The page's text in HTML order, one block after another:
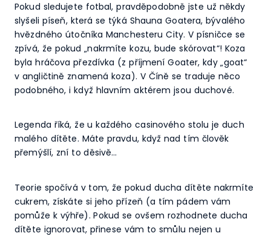
Pokud sledujete fotbal, pravděpodobně jste už někdy
slyšeli píseň, která se týká Shauna Goatera, bývalého
hvězdného útočníka Manchesteru City. V písničce se
zpívá, že pokud „nakrmíte kozu, bude skórovat“! Koza
byla hráčova přezdívka (z příjmení Goater, kdy „goat“
v angličtině znamená koza). V Číně se traduje něco
podobného, i když hlavním aktérem jsou duchové.
Legenda říká, že u každého casinového stolu je duch
malého dítěte. Máte pravdu, když nad tím člověk
přemýšlí, zní to děsivě…
Teorie spočívá v tom, že pokud ducha dítěte nakrmíte
cukrem, získáte si jeho přízeň (a tím pádem vám
pomůže k výhře). Pokud se ovšem rozhodnete ducha
dítěte ignorovat, přinese vám to smůlu nejen u